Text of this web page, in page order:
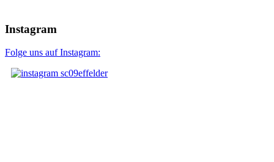
Instagram
Folge uns auf Instagram: